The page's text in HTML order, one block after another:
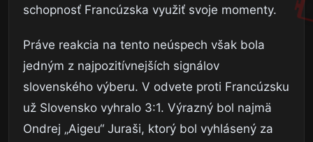
schopnosť Francúzska využiť svoje momenty.
Práve reakcia na tento neúspech však bola
jedným z najpozitívnejších signálov
slovenského výberu. V odvete proti Francúzsku
už Slovensko vyhralo 3:1. Výrazný bol najmä
Ondrej „Aigeu“ Juraši, ktorý bol vyhlásený za